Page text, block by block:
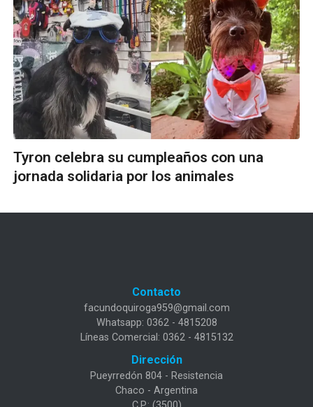
Tyron celebra su cumpleaños con una
jornada solidaria por los animales
Contacto
facundoquiroga959@gmail.com
Whatsapp: 0362 - 4815208
Líneas Comercial: 0362 - 4815132
Dirección
Pueyrredón 804 - Resistencia
Chaco - Argentina